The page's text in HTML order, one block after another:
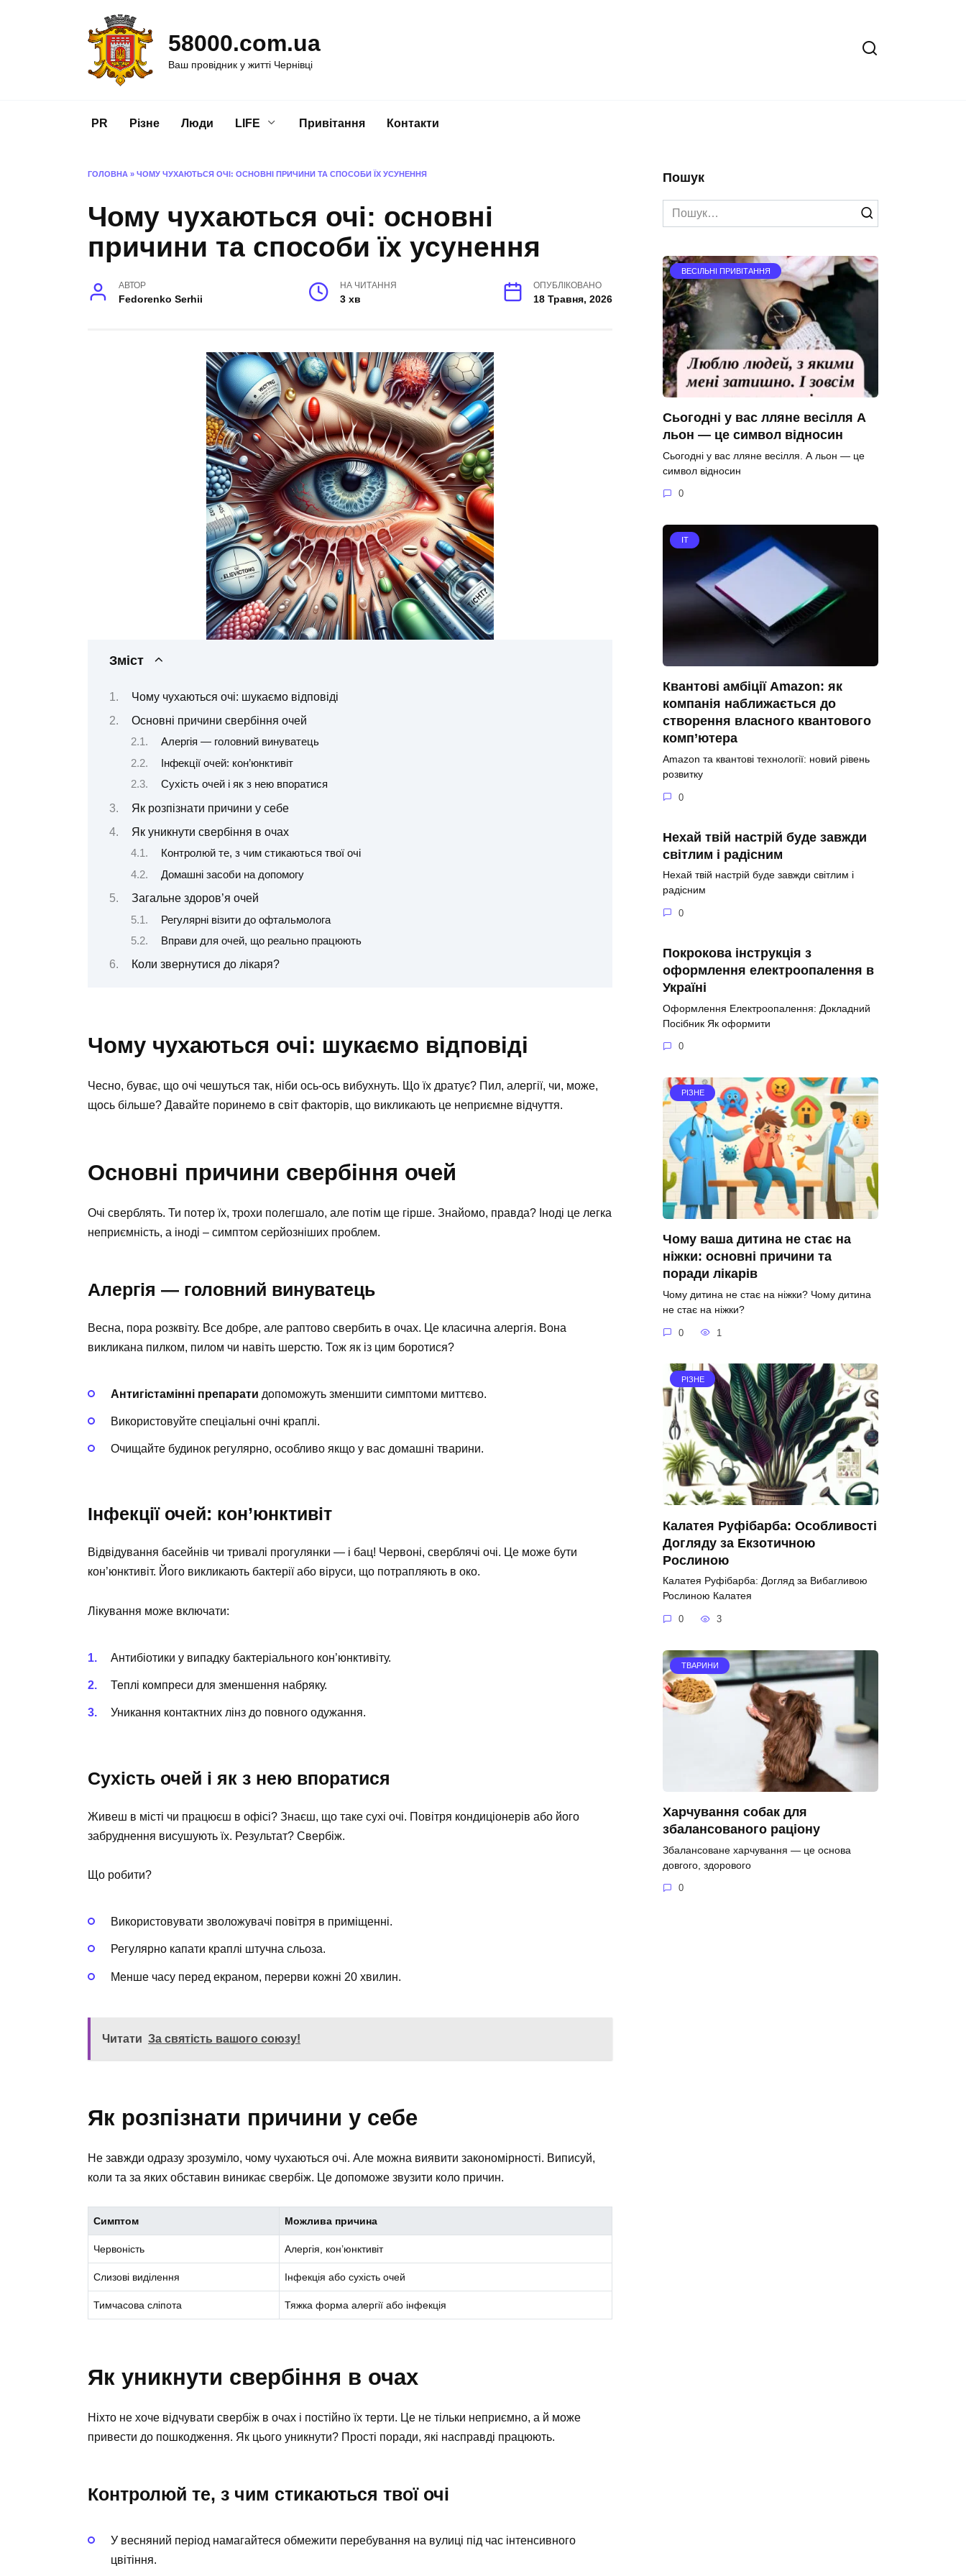
58000.com.ua
Ваш провідник у житті Чернівці
PR Різне Люди LIFE Привітання Контакти
ГОЛОВНА » ЧОМУ ЧУХАЮТЬСЯ ОЧІ: ОСНОВНІ ПРИЧИНИ ТА СПОСОБИ ЇХ УСУНЕННЯ
Чому чухаються очі: основні
причини та способи їх усунення
АВТОР
Fedorenko Serhii
НА ЧИТАННЯ
3 хв
ОПУБЛІКОВАНО
18 Травня, 2026
Зміст
Чому чухаються очі: шукаємо відповіді
Основні причини свербіння очей
Алергія — головний винуватець
Інфекції очей: кон’юнктивіт
Сухість очей і як з нею впоратися
Як розпізнати причини у себе
Як уникнути свербіння в очах
Контролюй те, з чим стикаються твої очі
Домашні засоби на допомогу
Загальне здоров’я очей
Регулярні візити до офтальмолога
Вправи для очей, що реально працюють
Коли звернутися до лікаря?
Чому чухаються очі: шукаємо відповіді
Чесно, буває, що очі чешуться так, ніби ось-ось вибухнуть. Що їх дратує? Пил, алергії, чи, може,
щось більше? Давайте поринемо в світ факторів, що викликають це неприємне відчуття.
Основні причини свербіння очей
Очі сверблять. Ти потер їх, трохи полегшало, але потім ще гірше. Знайомо, правда? Іноді це легка
неприємність, а іноді – симптом серйозніших проблем.
Алергія — головний винуватець
Весна, пора розквіту. Все добре, але раптово свербить в очах. Це класична алергія. Вона
викликана пилком, пилом чи навіть шерстю. Тож як із цим боротися?
Антигістамінні препарати допоможуть зменшити симптоми миттєво.
Використовуйте спеціальні очні краплі.
Очищайте будинок регулярно, особливо якщо у вас домашні тварини.
Інфекції очей: кон’юнктивіт
Відвідування басейнів чи тривалі прогулянки — і бац! Червоні, сверблячі очі. Це може бути
кон’юнктивіт. Його викликають бактерії або віруси, що потрапляють в око.
Лікування може включати:
Антибіотики у випадку бактеріального кон’юнктивіту.
Теплі компреси для зменшення набряку.
Уникання контактних лінз до повного одужання.
Сухість очей і як з нею впоратися
Живеш в місті чи працюєш в офісі? Знаєш, що таке сухі очі. Повітря кондиціонерів або його
забруднення висушують їх. Результат? Свербіж.
Що робити?
Використовувати зволожувачі повітря в приміщенні.
Регулярно капати краплі штучна сльоза.
Менше часу перед екраном, перерви кожні 20 хвилин.
Читати За святість вашого союзу!
Як розпізнати причини у себе
Не завжди одразу зрозуміло, чому чухаються очі. Але можна виявити закономірності. Виписуй,
коли та за яких обставин виникає свербіж. Це допоможе звузити коло причин.
Симптом Можлива причина
Червоність Алергія, кон’юнктивіт
Слизові виділення Інфекція або сухість очей
Тимчасова сліпота Тяжка форма алергії або інфекція
Як уникнути свербіння в очах
Ніхто не хоче відчувати свербіж в очах і постійно їх терти. Це не тільки неприємно, а й може
привести до пошкодження. Як цього уникнути? Прості поради, які насправді працюють.
Контролюй те, з чим стикаються твої очі
У весняний період намагайтеся обмежити перебування на вулиці під час інтенсивного
цвітіння.
Пошук
Search
for:
ВЕСІЛЬНІ ПРИВІТАННЯ
Сьогодні у вас лляне весілля А
льон — це символ відносин
Сьогодні у вас лляне весілля. А льон — це
символ відносин
0
IT
Квантові амбіції Amazon: як
компанія наближається до
створення власного квантового
комп’ютера
Amazon та квантові технології: новий рівень
розвитку
0
Нехай твій настрій буде завжди
світлим і радісним
Нехай твій настрій буде завжди світлим і
радісним
0
Покрокова інструкція з
оформлення електроопалення в
Україні
Оформлення Електроопалення: Докладний
Посібник Як оформити
0
РІЗНЕ
Чому ваша дитина не стає на
ніжки: основні причини та
поради лікарів
Чому дитина не стає на ніжки? Чому дитина
не стає на ніжки?
0 1
РІЗНЕ
Калатея Руфібарба: Особливості
Догляду за Екзотичною
Рослиною
Калатея Руфібарба: Догляд за Вибагливою
Рослиною Калатея
0 3
ТВАРИНИ
Харчування собак для
збалансованого раціону
Збалансоване харчування — це основа
довгого, здорового
0